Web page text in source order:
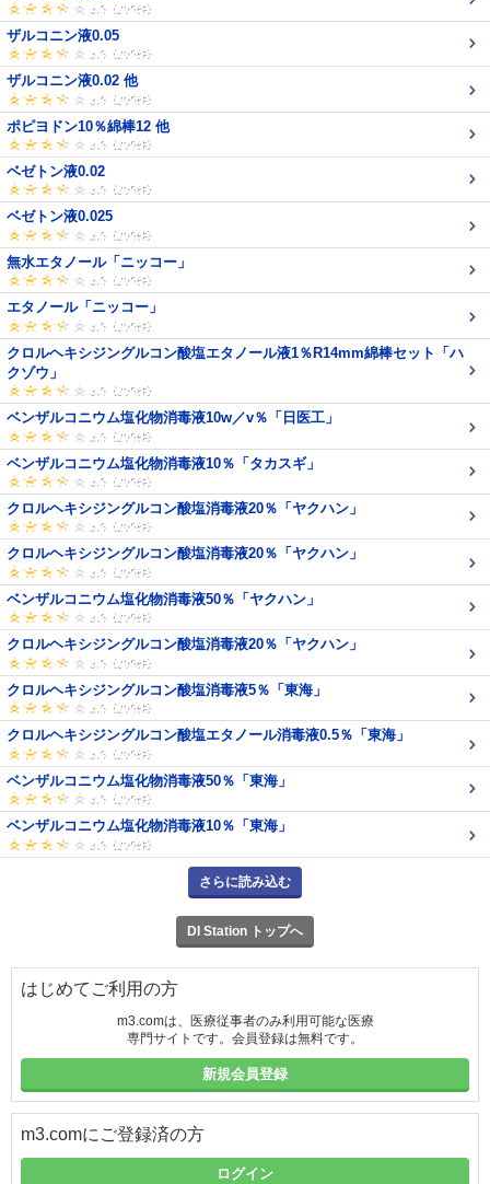
ザルコニン液0.05
ザルコニン液0.02 他
ポピヨドン10％綿棒12 他
ベゼトン液0.02
ベゼトン液0.025
無水エタノール「ニッコー」
エタノール「ニッコー」
クロルヘキシジングルコン酸塩エタノール液1％R14mm綿棒セット「ハ
クゾウ」
ベンザルコニウム塩化物消毒液10w／v％「日医工」
ベンザルコニウム塩化物消毒液10％「タカスギ」
クロルヘキシジングルコン酸塩消毒液20％「ヤクハン」
クロルヘキシジングルコン酸塩消毒液20％「ヤクハン」
ベンザルコニウム塩化物消毒液50％「ヤクハン」
クロルヘキシジングルコン酸塩消毒液20％「ヤクハン」
クロルヘキシジングルコン酸塩消毒液5％「東海」
クロルヘキシジングルコン酸塩エタノール消毒液0.5％「東海」
ベンザルコニウム塩化物消毒液50％「東海」
ベンザルコニウム塩化物消毒液10％「東海」
さらに読み込む
DI Station トップへ
はじめてご利用の方
m3.comは、医療従事者のみ利用可能な医療
専門サイトです。会員登録は無料です。
新規会員登録
m3.comにご登録済の方
ログイン